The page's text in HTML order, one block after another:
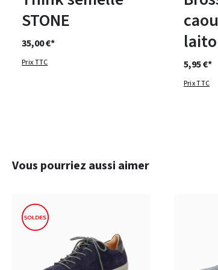
STONE
35,00 €*
Prix TTC 5,95 €*
Prix TTC
Ignorer la galerie de produits
Vous pourriez aussi aimer